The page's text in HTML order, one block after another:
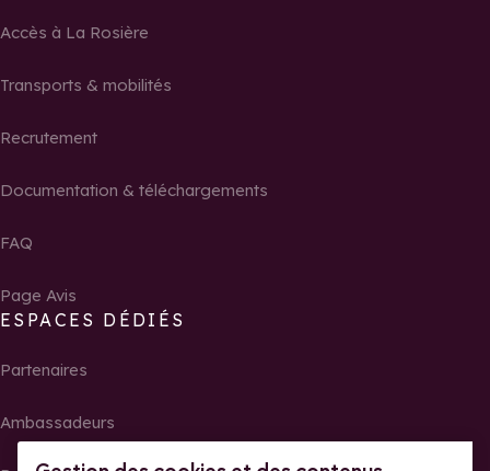
Accès à La Rosière
Transports & mobilités
Recrutement
Documentation & téléchargements
FAQ
Page Avis
ESPACES DÉDIÉS
Partenaires
Ambassadeurs